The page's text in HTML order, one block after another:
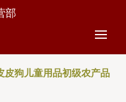
部
皮狗儿童用品初级农产品